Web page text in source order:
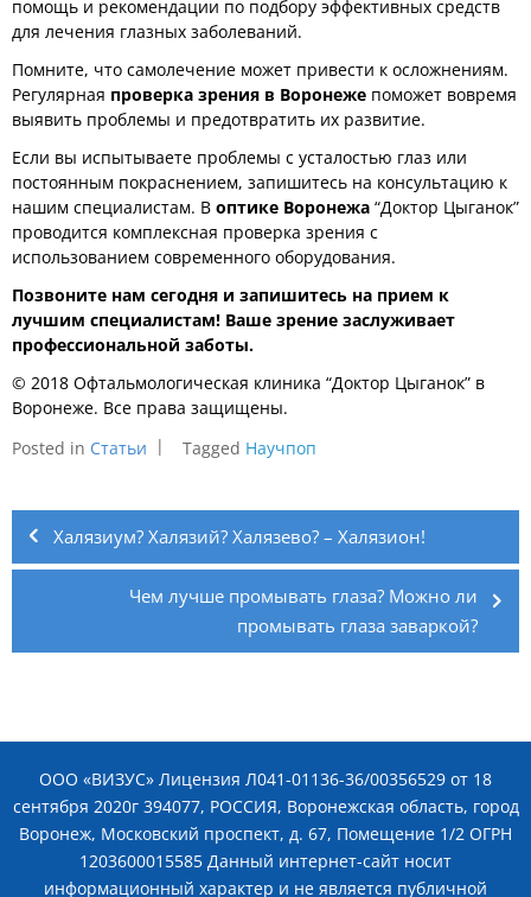
помощь и рекомендации по подбору эффективных средств
для лечения глазных заболеваний.
Помните, что самолечение может привести к осложнениям.
Регулярная проверка зрения в Воронеже поможет вовремя
выявить проблемы и предотвратить их развитие.
Если вы испытываете проблемы с усталостью глаз или
постоянным покраснением, запишитесь на консультацию к
нашим специалистам. В оптике Воронежа “Доктор Цыганок”
проводится комплексная проверка зрения с
использованием современного оборудования.
Позвоните нам сегодня и запишитесь на прием к
лучшим специалистам! Ваше зрение заслуживает
профессиональной заботы.
© 2018 Офтальмологическая клиника “Доктор Цыганок” в
Воронеже. Все права защищены.
Posted in Статьи Tagged Научпоп
Навигация
по
записям
Халязиум? Халязий? Халязево? – Халязион!
Чем лучше промывать глаза? Можно ли
промывать глаза заваркой?
ООО «ВИЗУС» Лицензия Л041-01136-36/00356529 от 18
сентября 2020г 394077, РОССИЯ, Воронежская область, город
Воронеж, Московский проспект, д. 67, Помещение 1/2 ОГРН
1203600015585 Данный интернет-сайт носит
информационный характер и не является публичной